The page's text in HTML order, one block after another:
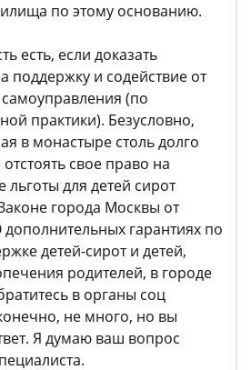
по этому основанию.
есть, если доказать
поддержку и содействие от
(по
практики). Безусловно,
в монастыре столь долго
свое право на
льготы для детей сирот
города Москвы от
гарантиях по
детей-сирот и детей,
родителей, в городе
в органы соц
не много, но вы
Я думаю ваш вопрос